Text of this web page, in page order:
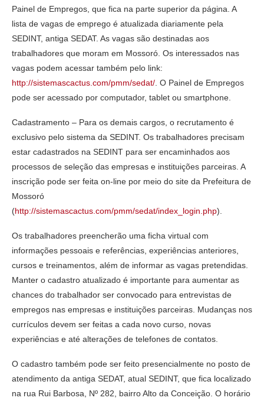
Painel de Empregos, que fica na parte superior da página. A
lista de vagas de emprego é atualizada diariamente pela
SEDINT, antiga SEDAT. As vagas são destinadas aos
trabalhadores que moram em Mossoró. Os interessados nas
vagas podem acessar também pelo link:
http://sistemascactus.com/pmm/sedat/. O Painel de Empregos
pode ser acessado por computador, tablet ou smartphone.
Cadastramento – Para os demais cargos, o recrutamento é
exclusivo pelo sistema da SEDINT. Os trabalhadores precisam
estar cadastrados na SEDINT para ser encaminhados aos
processos de seleção das empresas e instituições parceiras. A
inscrição pode ser feita on-line por meio do site da Prefeitura de
Mossoró
(http://sistemascactus.com/pmm/sedat/index_login.php).
Os trabalhadores preencherão uma ficha virtual com
informações pessoais e referências, experiências anteriores,
cursos e treinamentos, além de informar as vagas pretendidas.
Manter o cadastro atualizado é importante para aumentar as
chances do trabalhador ser convocado para entrevistas de
empregos nas empresas e instituições parceiras. Mudanças nos
currículos devem ser feitas a cada novo curso, novas
experiências e até alterações de telefones de contatos.
O cadastro também pode ser feito presencialmente no posto de
atendimento da antiga SEDAT, atual SEDINT, que fica localizado
na rua Rui Barbosa, Nº 282, bairro Alto da Conceição. O horário